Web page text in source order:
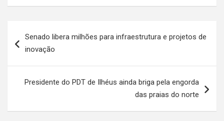
de
Senado libera milhões para infraestrutura e projetos de
inovação
Presidente do PDT de Ilhéus ainda briga pela engorda
das praias do norte